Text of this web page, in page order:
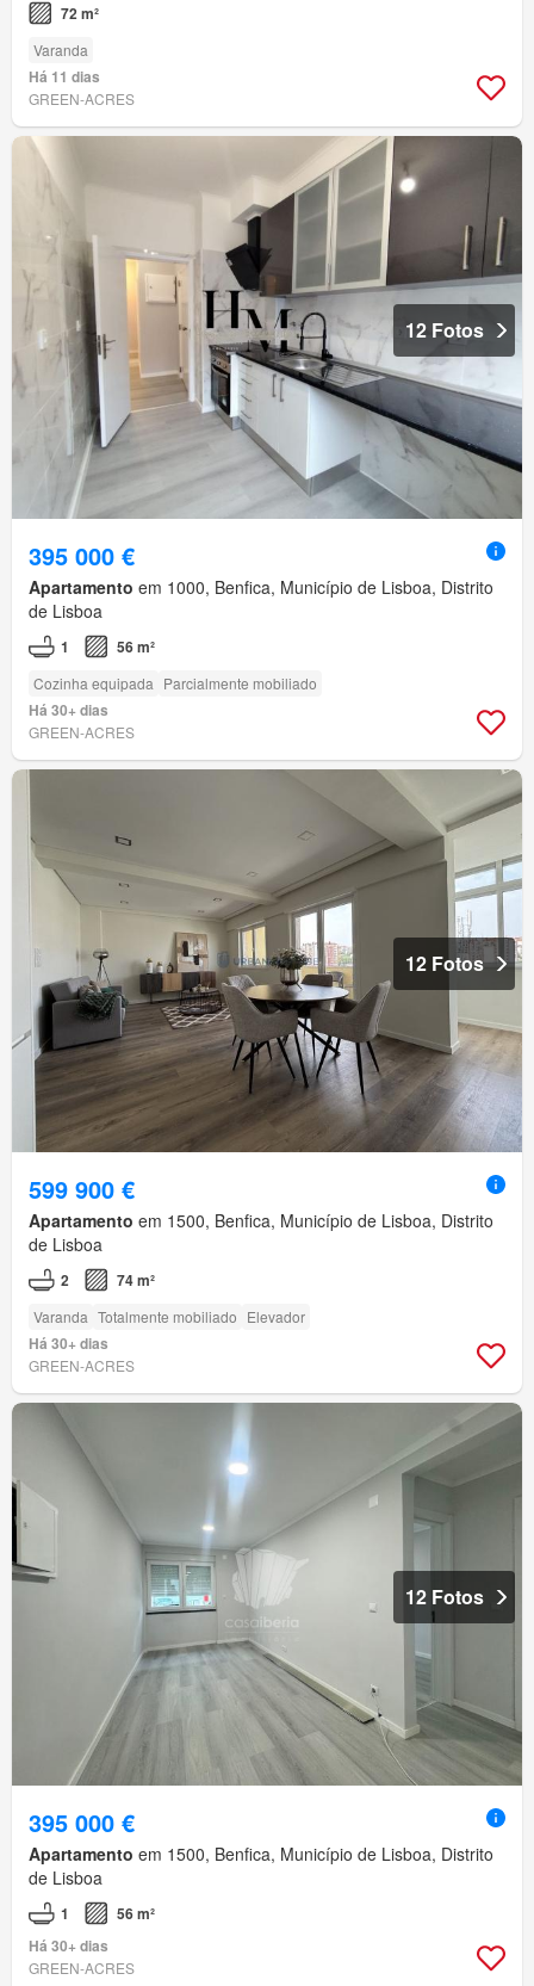
72 m²
Varanda
Há 11 dias
GREEN-ACRES
12 Fotos
395 000 €
Apartamento em 1000, Benfica, Município de Lisboa, Distrito
de Lisboa
1 56 m²
Cozinha equipada Parcialmente mobiliado
Há 30+ dias
GREEN-ACRES
12 Fotos
599 900 €
Apartamento em 1500, Benfica, Município de Lisboa, Distrito
de Lisboa
2 74 m²
Varanda Totalmente mobiliado Elevador
Há 30+ dias
GREEN-ACRES
12 Fotos
395 000 €
Apartamento em 1500, Benfica, Município de Lisboa, Distrito
de Lisboa
1
56 m²
Há 30+ dias
GREEN-ACRES